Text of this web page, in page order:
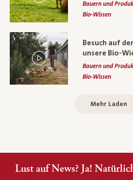
Bauern und
Bio-Wissen
Besuch auf
unsere Bio-
Bauern und
Bio-Wissen
Mehr Laden
Lust auf News? Ja!